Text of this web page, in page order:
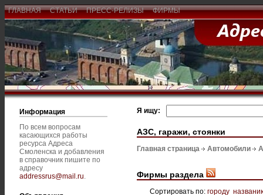
ГЛАВНАЯ СТАТЬИ ПРЕСС-РЕЛИЗЫ ФИРМЫ
Информация
По всем вопросам
касающихся работы
ресурса Адреса
Смоленска и добавления
в справочник пишите по
адресу
addressrus@mail.ru.
Я ищу:
АЗС, гаражи, стоянки
Главная страница Автомобили
Фирмы раздела
Сортировать по: городу